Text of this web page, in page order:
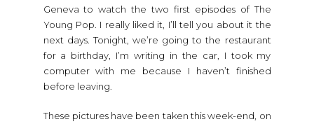
Geneva to watch the two first episodes of The
Young Pop. I really liked it, I’ll tell you about it the
next days. Tonight, we’re going to the restaurant
for a birthday, I’m writing in the car, I took my
computer with me because I haven’t finished
before leaving.
These pictures have been taken this week-end, on